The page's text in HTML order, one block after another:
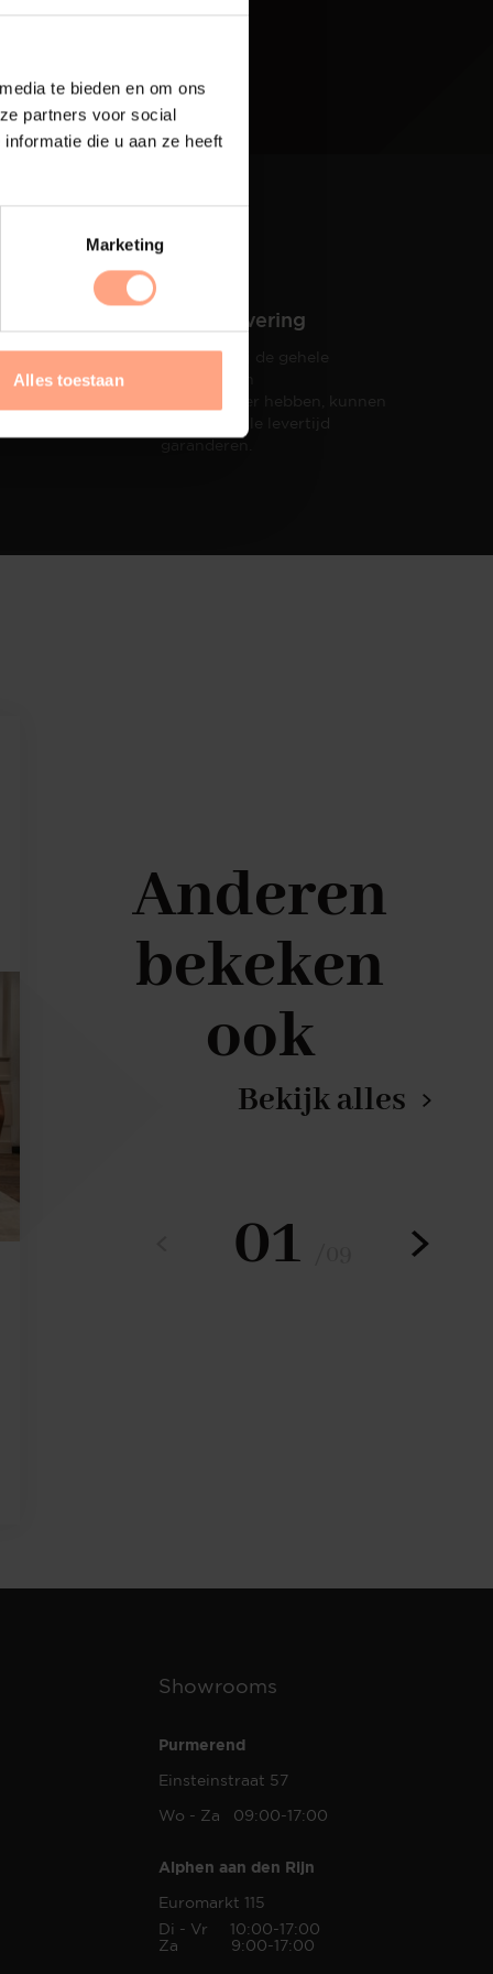
te bieden en om ons
partners voor social
die u aan ze heeft
Marketing
Alles toestaan
tot
Snelle levering
Doordat wij de gehele
eigen beheer hebben, kunnen
wij een snelle levertijd
Anderen
bekeken
ook
Bekijk alles
01
Showrooms
Purmerend
Einsteinstraat 57
Wo - Za 09:00-17:00
Alphen aan den Rijn
Euromarkt 115
Di - Vr 10:00-17:00
Za 9:00-17:00